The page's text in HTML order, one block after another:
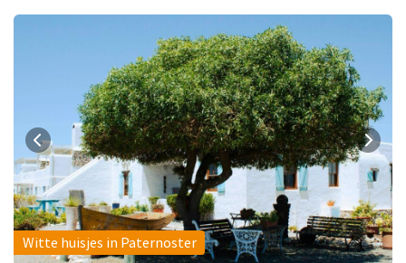
Witte huisjes in Paternoster